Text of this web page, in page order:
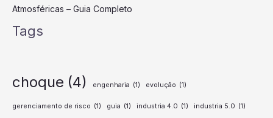
Atmosféricas – Guia Completo
Tags
choque (4) engenharia (1) evolução (1)
gerenciamento de risco (1) guia (1) industria 4.0 (1) industria 5.0 (1)